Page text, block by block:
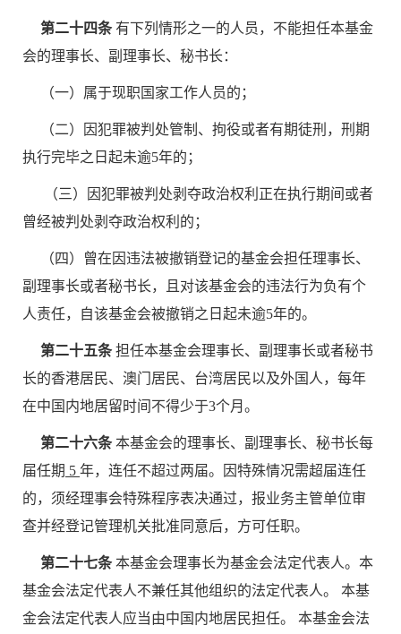
第二十四条有下列情形之一的人员，不能担任本基金
会的理事长、副理事长、秘书长：
（一）属于现职国家工作人员的；
（二）因犯罪被判处管制、拘役或者有期徒刑，刑期
执行完毕之日起未逾5年的；
（三）因犯罪被判处剥夺政治权利正在执行期间或者
曾经被判处剥夺政治权利的；
（四）曾在因违法被撤销登记的基金会担任理事长、
副理事长或者秘书长，且对该基金会的违法行为负有个
人责任，自该基金会被撤销之日起未逾5年的。
第二十五条担任本基金会理事长、副理事长或者秘书
长的香港居民、澳门居民、台湾居民以及外国人，每年
在中国内地居留时间不得少于3个月。
第二十六条本基金会的理事长、副理事长、秘书长每
届任期 5 年，连任不超过两届。因特殊情况需超届连任
的，须经理事会特殊程序表决通过，报业务主管单位审
查并经登记管理机关批准同意后，方可任职。
第二十七条本基金会理事长为基金会法定代表人。本
基金会法定代表人不兼任其他组织的法定代表人。 本基
金会法定代表人应当由中国内地居民担任。 本基金会法